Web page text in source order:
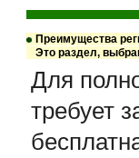
Преимущества
Это раздел,
Для
требует